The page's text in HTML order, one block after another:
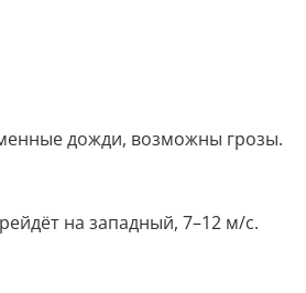
дожди, возможны грозы.
на западный, 7–12 м/с.